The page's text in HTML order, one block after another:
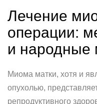
Лечение
операции:
и народные
Миома матки, хотя и
опухолью,
репродуктивного